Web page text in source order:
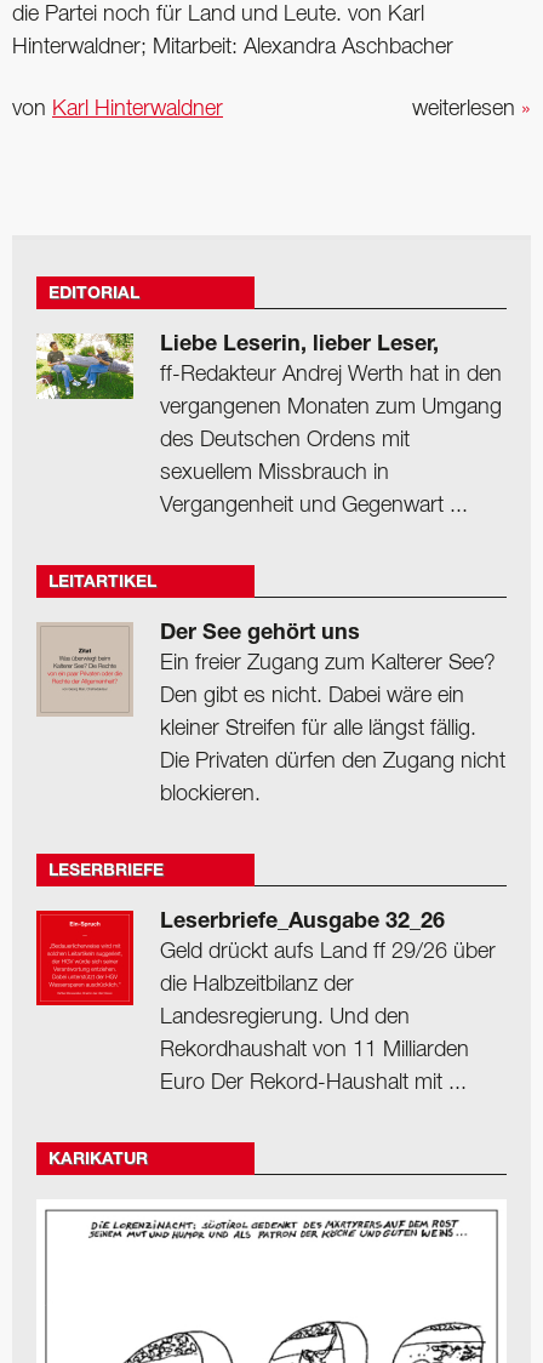
die Partei noch für Land und Leute. von Karl
Hinterwaldner; Mitarbeit: Alexandra Aschbacher
weiterlesen »
von Karl Hinterwaldner
EDITORIAL
Liebe Leserin, lieber Leser,
ff-Redakteur Andrej Werth hat in den
vergangenen Monaten zum Umgang
des Deutschen Ordens mit
sexuellem Missbrauch in
Vergangenheit und Gegenwart ...
LEITARTIKEL
Der See gehört uns
Ein freier Zugang zum Kalterer See?
Den gibt es nicht. Dabei wäre ein
kleiner Streifen für alle längst fällig.
Die Privaten dürfen den Zugang nicht
blockieren.
LESERBRIEFE
Leserbriefe_Ausgabe 32_26
Geld drückt aufs Land ff 29/26 über
die Halbzeitbilanz der
Landesregierung. Und den
Rekordhaushalt von 11 Milliarden
Euro Der Rekord-Haushalt mit ...
KARIKATUR